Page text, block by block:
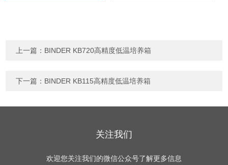
上一篇： BINDER KB720高精度低温培养箱
下一篇： BINDER KB115高精度低温培养箱
关注我们
欢迎您关注我们的微信公众号了解更多信息